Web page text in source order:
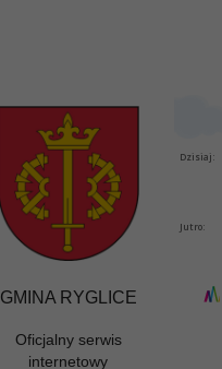
GMINA RYGLICE
Oficjalny serwis
internetowy